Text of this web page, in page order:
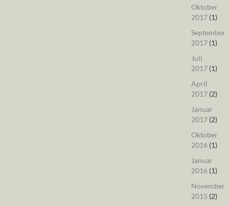
Oktober
2017(1)
September
2017(1)
Juli
2017(1)
April
2017(2)
Januar
2017(2)
Oktober
2016(1)
Januar
2016(1)
November
2015 (2)